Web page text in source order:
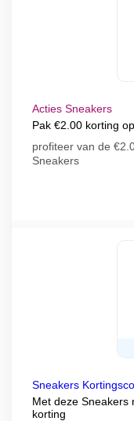
Acties Sneakers
Pak €2.00 korting
profiteer van de
Sneakers
Sneakers
Met deze Sneakers
korting